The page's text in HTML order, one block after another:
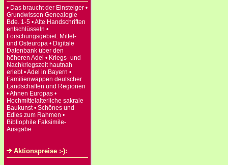
• Das braucht der Einsteiger •
Grundwissen Genealogie
Bde. 1-5 • Alte Handschriften
entschlüsseln •
Forschungsgebiet: Mittel-
und Osteuropa • Digitale
Datenbank über den
höheren Adel • Kriegs- und
Nachkriegszeit hautnah
erlebt • Adel in Bayern •
Familienwappen deutscher
Landschaften und Regionen
• Ahnen Europas •
Hochmittelalterliche sakrale
Baukunst • Schönes und
Edles zum Rahmen •
Bibliophile Faksimile-
Ausgabe
Aktionspreise :-):